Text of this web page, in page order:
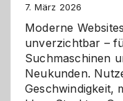
7. März 2026
Moderne
unverzichtbar –
Suchmaschinen
Neukunden.
Geschwindigkeit,